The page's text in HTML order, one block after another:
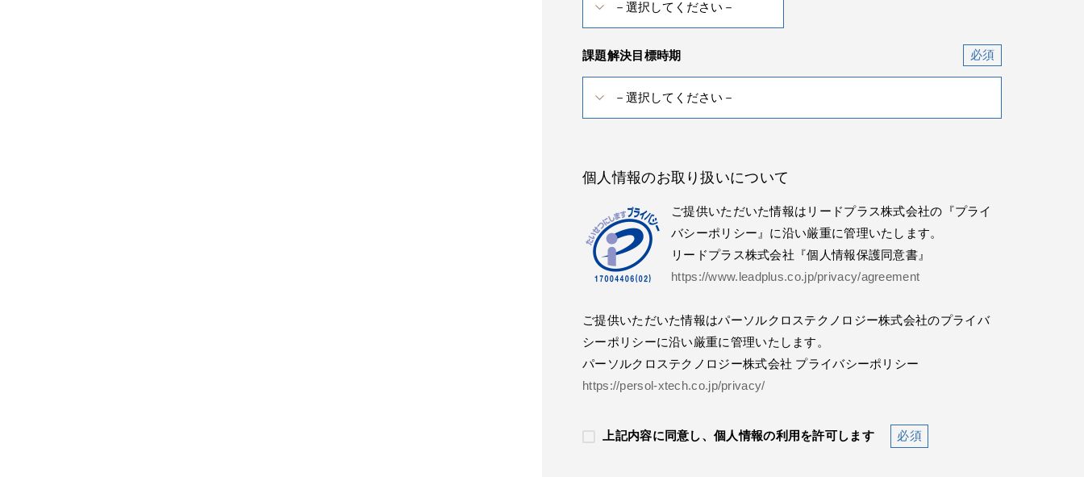
課題解決目標時期
個人情報のお取り扱いについて
ご提供いただいた情報はリードプラス株式会社の『プライ
バシーポリシー』に沿い厳重に管理いたします。
リードプラス株式会社『個人情報保護同意書』
https://www.leadplus.co.jp/privacy/agreement
ご提供いただいた情報はパーソルクロステクノロジー株式会社のプライバ
シーポリシーに沿い厳重に管理いたします。
パーソルクロステクノロジー株式会社 プライバシーポリシー
https://persol-xtech.co.jp/privacy/
上記内容に同意し、個人情報の利用を許可します